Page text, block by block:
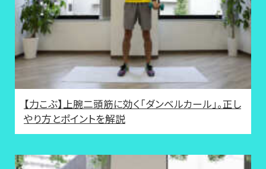
【力こぶ】上腕二頭筋に効く「ダンベルカール」。正し
やり方とポイントを解説